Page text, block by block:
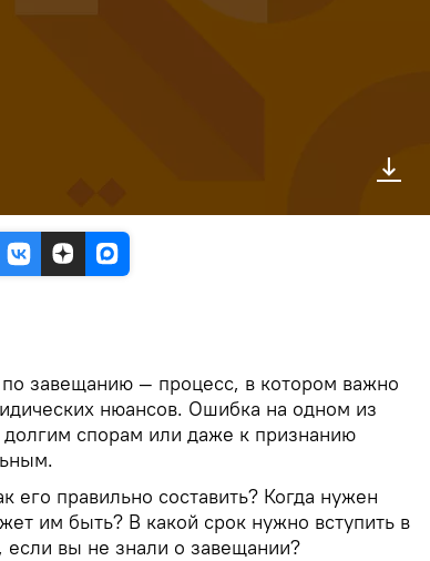
завещанию — процесс, в котором важно
нюансов. Ошибка на одном из
спорам или даже к признанию
его правильно составить? Когда нужен
им быть? В какой срок нужно вступить в
если вы не знали о завещании?